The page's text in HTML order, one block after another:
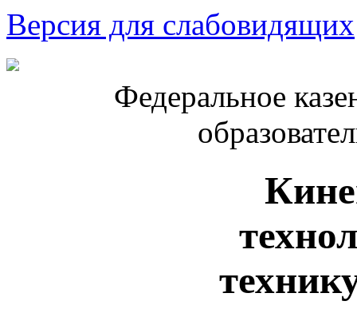
Версия для слабовидящих
Федеральное